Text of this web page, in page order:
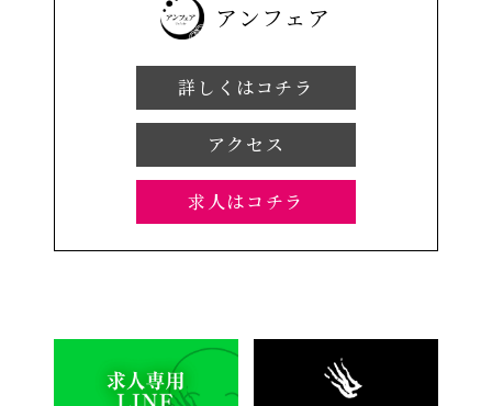
アンフェア
詳しくはコチラ
アクセス
求人はコチラ